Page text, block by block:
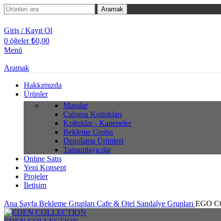
Aramak
Giriş / Kayıt Ol
0 öğeler ₺0,00
Menü
Aramak
Hakkımızda
Ürünler
Masalar
Çalışma Koltukları
Koltuklar - Kanepeler
Bekleme Grubu
Depolama Ürünleri
Tamamlayıcılar
Onlıne Satış
Yeni Konsept
Projeler
İletişim
Ana Sayfa Bekleme Grupları Cafe & Otel Sandalye Grupları EGO